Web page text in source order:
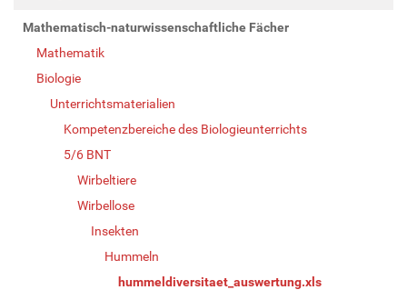
Mathematisch-naturwissenschaftliche Fächer
Mathematik
Biologie
Unterrichtsmaterialien
Kompetenzbereiche des Biologieunterrichts
5/6 BNT
Wirbeltiere
Wirbellose
Insekten
Hummeln
hummeldiversitaet_auswertung.xls